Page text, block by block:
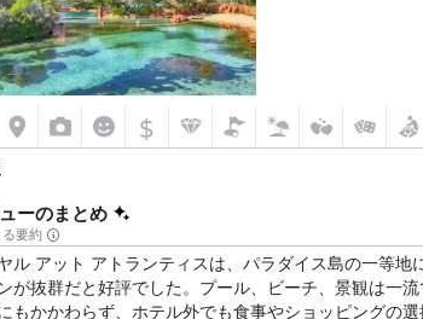
$
ーのまとめ
要約
ル アット アトランティスは、パラダイス島の一等
が抜群だと好評でした。プール、ビーチ、景観は一
もかかわらず、ホテル外でも食事やショッピングの